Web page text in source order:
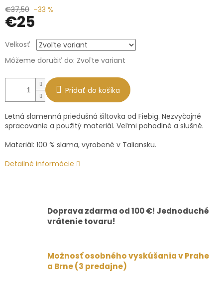
€37,50 –33 %
€25
Jednotková
cena:
Velkosť
Môžeme doručiť do: Zvoľte variant
Pridať do košíka
Letná slamenná priedušná šiltovka od Fiebig. Nezvyčajné
spracovanie a použitý materiál. Veľmi pohodlné a slušné.
Materiál: 100 % slama, vyrobené v Taliansku.
Detailné informácie
Doprava zdarma od 100 €! Jednoduché
vrátenie tovaru!
Možnosť osobného vyskúšania v Prahe
a Brne (3 predajne)